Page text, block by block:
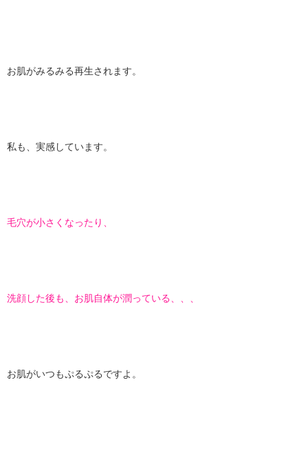
お肌がみるみる再生されます。
私も、実感しています。
毛穴が小さくなったり、
洗顔した後も、お肌自体が潤っている、、、
お肌がいつもぷるぷるですよ。